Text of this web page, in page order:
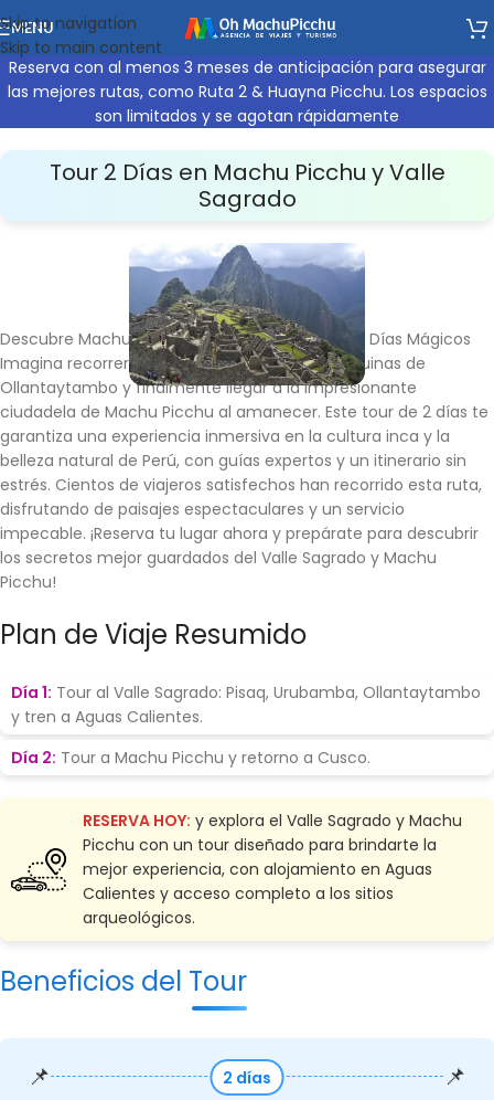
Skip to navigation
Skip to main content
MENU
Reserva con al menos 3 meses de anticipación para asegurar
las mejores rutas, como Ruta 2 & Huayna Picchu. Los espacios
son limitados y se agotan rápidamente
Tour 2 Días en Machu Picchu y Valle
Sagrado
Descubre Machu Picchu y el Valle Sagrado en 2 Días Mágicos
Imagina recorrer el Valle Sagrado, explorar las ruinas de
Ollantaytambo y finalmente llegar a la impresionante
ciudadela de Machu Picchu al amanecer. Este tour de 2 días te
garantiza una experiencia inmersiva en la cultura inca y la
belleza natural de Perú, con guías expertos y un itinerario sin
estrés. Cientos de viajeros satisfechos han recorrido esta ruta,
disfrutando de paisajes espectaculares y un servicio
impecable. ¡Reserva tu lugar ahora y prepárate para descubrir
los secretos mejor guardados del Valle Sagrado y Machu
Picchu!
Plan de Viaje Resumido
Día 1: Tour al Valle Sagrado: Pisaq, Urubamba, Ollantaytambo
y tren a Aguas Calientes.
Día 2: Tour a Machu Picchu y retorno a Cusco.
RESERVA HOY: y explora el Valle Sagrado y Machu
Picchu con un tour diseñado para brindarte la
mejor experiencia, con alojamiento en Aguas
Calientes y acceso completo a los sitios
arqueológicos.
Beneficios del Tour
📌 2 días 📌